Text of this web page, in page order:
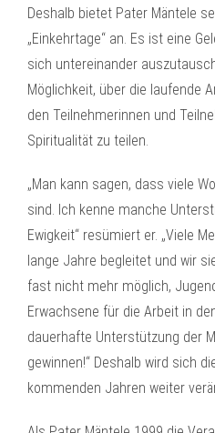
Deshalb bietet Pater Mäntele
„Einkehrtage“ an. Es ist eine
sich untereinander
Möglichkeit, über die laufende
den Teilnehmerinnen und
Spiritualität zu teilen.
„Man kann sagen, dass viele
sind. Ich kenne manche
Ewigkeit“ resümiert er. „Viele
lange Jahre begleitet und wir
fast nicht mehr möglich,
Erwachsene für die Arbeit in
dauerhafte Unterstützung der
gewinnen!“ Deshalb wird sich
kommenden Jahren weiter